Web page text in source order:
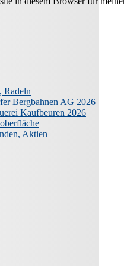
Radeln
Bergbahnen AG 2026
Kaufbeuren 2026
Aktien